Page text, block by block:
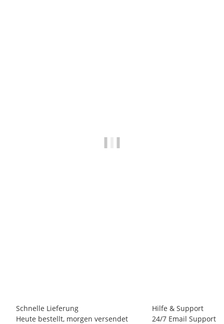
Schnelle Lieferung
Heute bestellt, morgen versendet
Hilfe & Support
24/7 Email Support